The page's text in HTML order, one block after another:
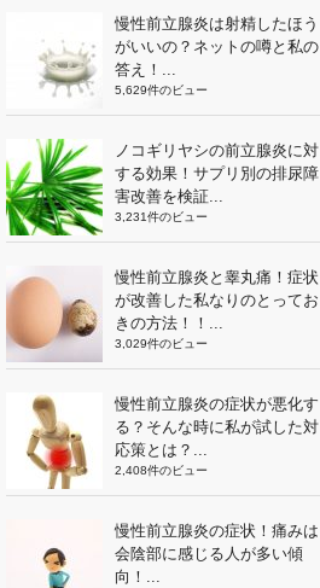
慢性前立腺炎は射精したほう
がいいの？ネットの噂と私の
答え！...
5,629件のビュー
ノコギリヤシの前立腺炎に対
する効果！サプリ別の排尿障
害改善を検証...
3,231件のビュー
慢性前立腺炎と睾丸痛！症状
が改善した私なりのとってお
きの方法！！...
3,029件のビュー
慢性前立腺炎の症状が悪化す
る？そんな時に私が試した対
応策とは？...
2,408件のビュー
慢性前立腺炎の症状！痛みは
会陰部に感じる人が多い傾
向！...